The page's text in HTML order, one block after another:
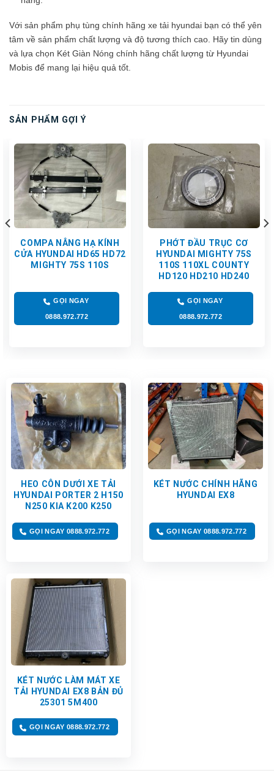
Với sản phẩm phụ tùng chính hãng xe tải hyundai bạn có thể yên
tâm về sản phẩm chất lượng và độ tương thích cao. Hãy tin dùng
và lựa chọn Két Giàn Nóng chính hãng chất lượng từ Hyundai
Mobis để mang lại hiệu quả tốt.
SẢN PHẨM GỢI Ý
COMPA NÂNG HẠ KÍNH
CỬA HYUNDAI HD65 HD72
MIGHTY 75S 110S
GỌI NGAY
0888.972.772
PHỚT ĐẦU TRỤC CƠ
HYUNDAI MIGHTY 75S
110S 110XL COUNTY
HD120 HD210 HD240
GỌI NGAY
0888.972.772
HEO CÔN DƯỚI XE TẢI
HYUNDAI PORTER 2 H150
N250 KIA K200 K250
GỌI NGAY 0888.972.772
KÉT NƯỚC CHÍNH HÃNG
HYUNDAI EX8
GỌI NGAY 0888.972.772
KÉT NƯỚC LÀM MÁT XE
TẢI HYUNDAI EX8 BẢN ĐỦ
25301 5M400
GỌI NGAY 0888.972.772